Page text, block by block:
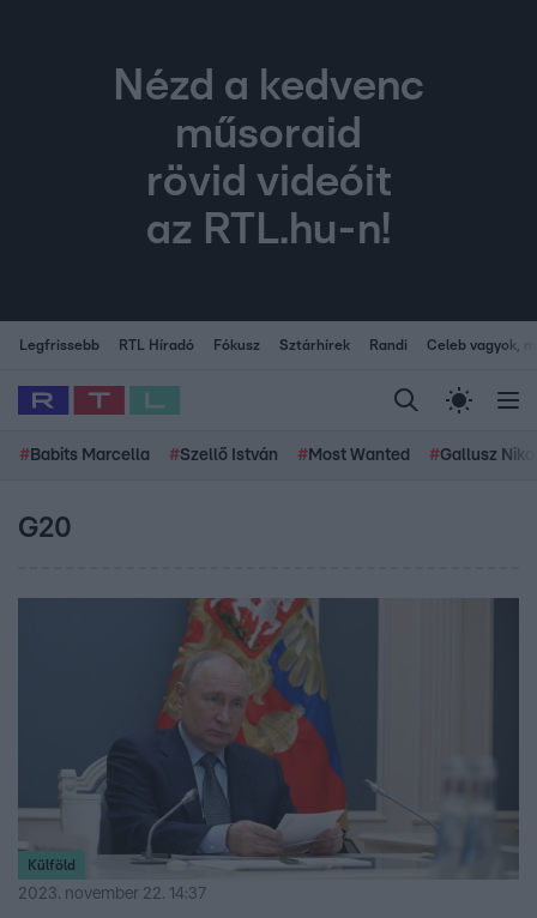
Nézd a kedvenc
műsoraid
rövid videóit
az RTL.hu-n!
Legfrissebb RTL Híradó Fókusz Sztárhírek Randi Celeb vagyok,
# Babits Marcella #Szellő István # Most Wanted #Gallusz
G20
Külföld
2023. november 22. 14:37